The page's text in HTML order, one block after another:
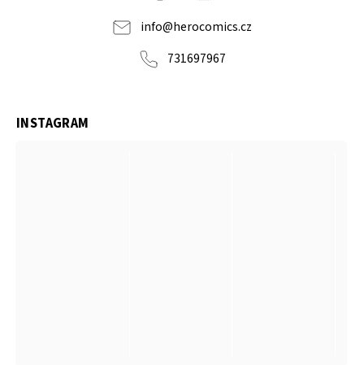
info@herocomics.cz
731697967
INSTAGRAM